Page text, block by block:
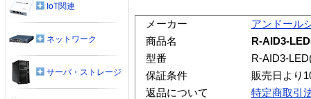
メーカー
アンドール
商品名
R-AID3-
型番
R-AID3-
保証条件
販売日より
返品について
特定商取引
IoT関連
ネットワーク
サーバ・ストレージ